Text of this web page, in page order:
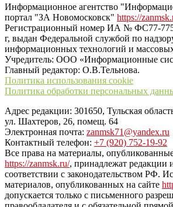
Информационное агентство
портал "ЗА Новомосковск" https://
Регистрационный номер ИА № ФС77-
г, выдан Федеральной службой по
информационных технологий и
Учредитель: ООО «Информационные
Главный редактор: О.В.Тельнова.
Политика использования cookie
Политика обработки персональных
Адрес редакции: 301650, Тульская
ул. Шахтеров, 26, помещ. 64
Электронная почта: zanmsk71@yandex.ru
Контактный телефон: +7 (920) 752-19-92
Все права на материалы,
https://zanmsk.ru/, принадлежат редакции
соответствии с законодательством РФ.
материалов, опубликованных на сайте
допускается только с письменного